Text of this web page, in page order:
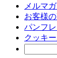
メルマ
お客様
パンフ
クッキ